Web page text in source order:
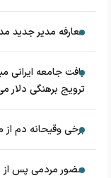
معارفه مدیر جدید
بافت جامعه ایرانی
ترویج برهنگی دلار
برخی وقیحانه دم
حضور مردمی پس از